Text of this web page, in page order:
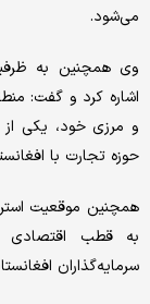
می‌شود.
وی همچنین به
اشاره کرد و گفت:
و مرزی خود، یکی از
حوزه تجارت با
همچنین موقعیت
به قطب اقتصادی
سرمایه‌گذاران